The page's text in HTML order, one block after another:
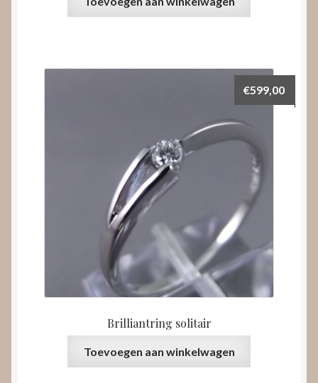
Brilliantring solitair
€599,00
Toevoegen aan winkelwagen